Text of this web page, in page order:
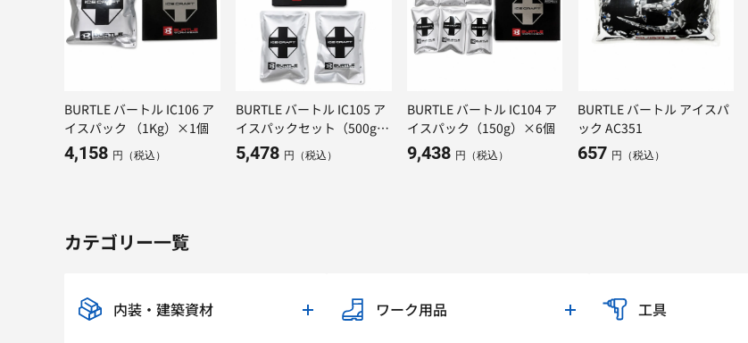
BURTLE バートル IC106 ア
イスパック （1Kg）×1個
4,158 円（税込）
BURTLE バートル IC105 ア
イスパックセット（500g）
×２個
5,478 円（税込）
BURTLE バートル IC104 ア
イスパック（150g）×6個
9,438 円（税込）
BURTLE バートル アイスパ
ック AC351
657 円（税込）
カテゴリー一覧
内装・建築資材 ワーク用品 工具